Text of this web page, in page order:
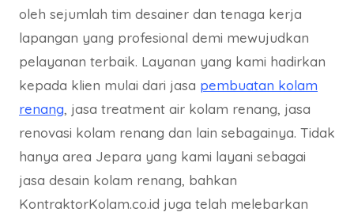
oleh sejumlah tim desainer dan tenaga kerja
lapangan yang profesional demi mewujudkan
pelayanan terbaik. Layanan yang kami hadirkan
kepada klien mulai dari jasa pembuatan kolam
renang, jasa treatment air kolam renang, jasa
renovasi kolam renang dan lain sebagainya. Tidak
hanya area Jepara yang kami layani sebagai
jasa desain kolam renang, bahkan
KontraktorKolam.co.id juga telah melebarkan